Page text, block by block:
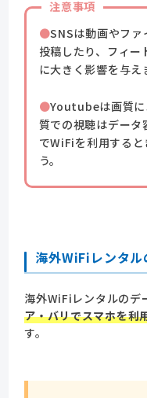
注意事項
SNSは動画やフ
投稿したり、フィ
に大きく影響を与え
Youtubeは画質に
質での視聴はデータ
でWiFiを利用する
う。
海外WiFiレンタル
海外WiFiレンタルのデ
ア・バリでスマホを利
す。